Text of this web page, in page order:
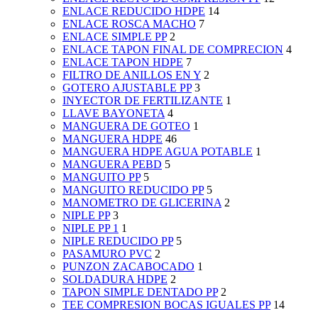
ENLACE REDUCIDO HDPE 14
ENLACE ROSCA MACHO 7
ENLACE SIMPLE PP 2
ENLACE TAPON FINAL DE COMPRECION 4
ENLACE TAPON HDPE 7
FILTRO DE ANILLOS EN Y 2
GOTERO AJUSTABLE PP 3
INYECTOR DE FERTILIZANTE 1
LLAVE BAYONETA 4
MANGUERA DE GOTEO 1
MANGUERA HDPE 46
MANGUERA HDPE AGUA POTABLE 1
MANGUERA PEBD 5
MANGUITO PP 5
MANGUITO REDUCIDO PP 5
MANOMETRO DE GLICERINA 2
NIPLE PP 3
NIPLE PP 1 1
NIPLE REDUCIDO PP 5
PASAMURO PVC 2
PUNZON ZACABOCADO 1
SOLDADURA HDPE 2
TAPON SIMPLE DENTADO PP 2
TEE COMPRESION BOCAS IGUALES PP 14